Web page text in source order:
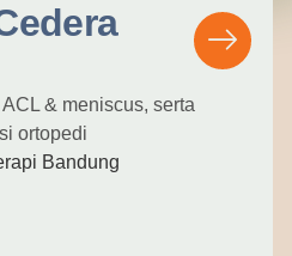
& meniscus, serta
ortopedi